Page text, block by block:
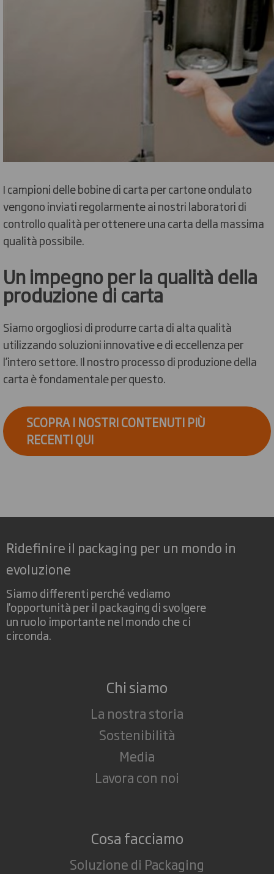
I campioni delle bobine di carta per cartone ondulato
vengono inviati regolarmente ai nostri laboratori di
controllo qualità per ottenere una carta della massima
qualità possibile.
Un impegno per la qualità della
produzione di carta
Siamo orgogliosi di produrre carta di alta qualità
utilizzando soluzioni innovative e di eccellenza per
l’intero settore. Il nostro processo di produzione della
carta è fondamentale per questo.
SCOPRA I NOSTRI CONTENUTI PIÙ
RECENTI QUI
Ridefinire il packaging per un mondo in
evoluzione
Siamo differenti perché vediamo
l'opportunità per il packaging di svolgere
un ruolo importante nel mondo che ci
circonda.
Chi siamo
La nostra storia
Sostenibilità
Media
Lavora con noi
Cosa facciamo
Soluzione di Packaging